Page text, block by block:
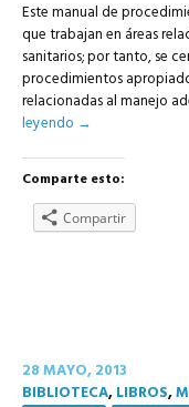
Este manual de
que trabajan en áreas
sanitarios; por tanto, se
procedimientos
relacionadas al manejo
leyendo →
Comparte esto:
Compartir
28 MAYO, 2013
BIBLIOTECA,LIBROS,